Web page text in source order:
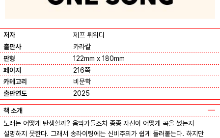
저자
제프 튀위디
출판사
카라칼
판형
122mm x 180mm
페이지
216쪽
카테고리
비문학
출판연도
2025
책 소개
노래는 어떻게 탄생할까? 음악가들조차 종종 자신이 어떻게 곡을 썼는지
설명하지 못한다. 그래서 송라이팅에는 신비주의가 쉽게 들러붙는다. 하지만